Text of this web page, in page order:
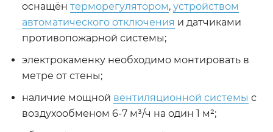
оснащён терморегулятором, устройством
автоматического отключения и датчиками
противопожарной системы;
электрокаменку необходимо монтировать в
метре от стены;
наличие мощной вентиляционной системы с
воздухообменом 6-7 м³/ч на один 1 м²;